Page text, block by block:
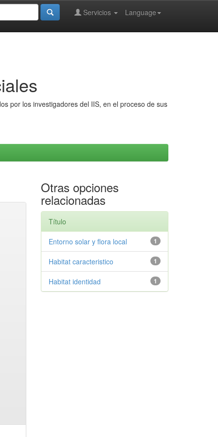
Language
Servicios
por los investigadores del IIS, en el proceso de sus
Otras opciones
relacionadas
Título
1
Entorno solar y flora local
1
Habitat caracteristico
1
Habitat identidad